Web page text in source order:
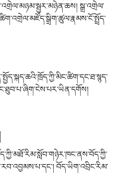
སྒྲ་འགྲེལ་
བོད་ཡིག་འབྲིང་རིམ་